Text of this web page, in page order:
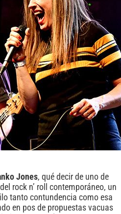
Jones, qué decir de uno de
rock n’ roll contemporáneo, un
tanto contundencia como esa
en pos de propuestas vacuas